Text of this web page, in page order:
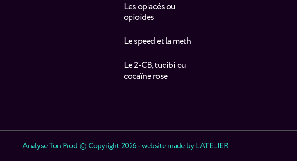
Les opiacés ou
opioïdes
Le speed et la meth
Le 2-CB, tucibi ou
cocaïne rose
Analyse Ton Prod © Copyright 2026 - website made byLATELIER